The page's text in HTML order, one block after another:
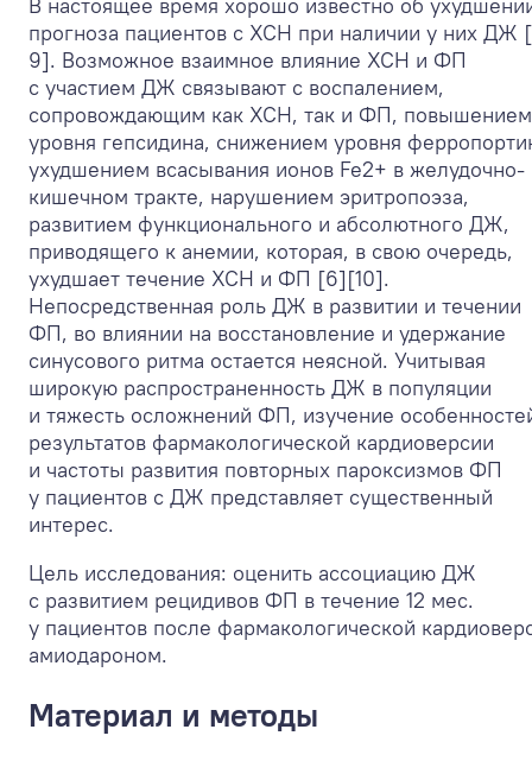
прогноза пациентов с ХСН при наличии у них ДЖ
9]. Возможное взаимное влияние ХСН и ФП
с участием ДЖ связывают с воспалением,
сопровождающим как ХСН, так и ФП, повышением
уровня гепсидина, снижением уровня
ухудшением всасывания ионов Fe2+ в желудочно-
кишечном тракте, нарушением эритропоэза,
развитием функционального и абсолютного ДЖ,
приводящего к анемии, которая, в свою очередь,
ухудшает течение ХСН и ФП [6][10].
Непосредственная роль ДЖ в развитии и течении
ФП, во влиянии на восстановление и удержание
синусового ритма остается неясной. Учитывая
широкую распространенность ДЖ в популяции
и тяжесть осложнений ФП, изучение
результатов фармакологической кардиоверсии
и частоты развития повторных пароксизмов ФП
у пациентов с ДЖ представляет существенный
интерес.
Цель исследования: оценить ассоциацию ДЖ
с развитием рецидивов ФП в течение 12 мес.
у пациентов после фармакологической
амиодароном.
Материал и методы